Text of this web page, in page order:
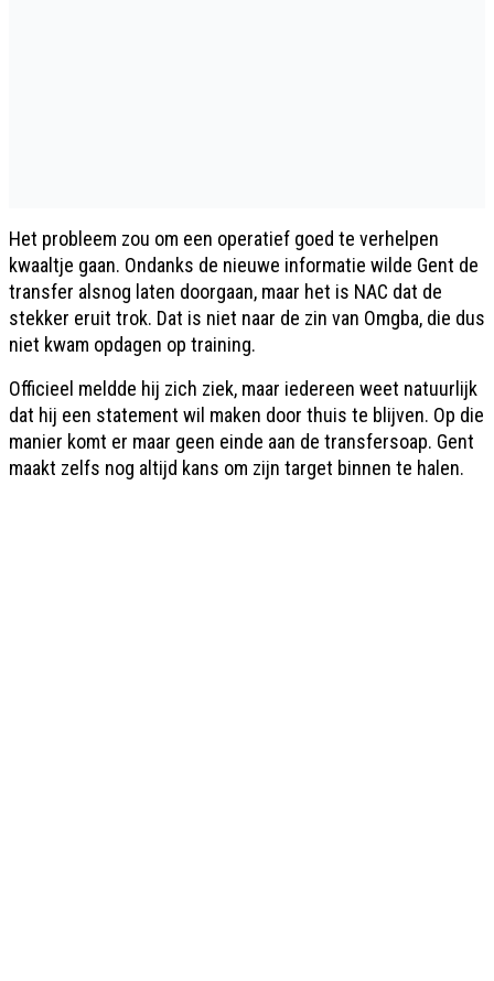
Het probleem zou om een operatief goed te verhelpen
kwaaltje gaan. Ondanks de nieuwe informatie wilde Gent de
transfer alsnog laten doorgaan, maar het is NAC dat de
stekker eruit trok. Dat is niet naar de zin van Omgba, die dus
niet kwam opdagen op training.
Officieel meldde hij zich ziek, maar iedereen weet natuurlijk
dat hij een statement wil maken door thuis te blijven. Op die
manier komt er maar geen einde aan de transfersoap. Gent
maakt zelfs nog altijd kans om zijn target binnen te halen.